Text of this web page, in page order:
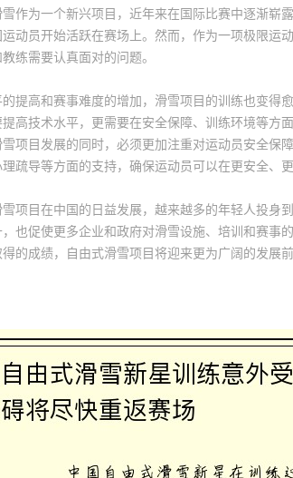
作为一个新兴项目，近年来在国际比赛中逐渐崭
动员开始活跃在赛场上。然而，作为一项极限运
练需要认真面对的问题。
提高和赛事难度的增加，滑雪项目的训练也变得
高技术水平，更需要在安全保障、训练环境等方
项目发展的同时，必须更加注重对运动员安全保
疏导等方面的支持，确保运动员可以在更安全、
项目在中国的日益发展，越来越多的年轻人投身
也促使更多企业和政府对滑雪设施、培训和赛事
的成绩，自由式滑雪项目将迎来更为广阔的发展前